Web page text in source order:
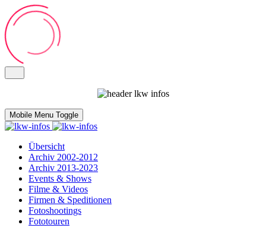
Mobile Menu Toggle
Übersicht
Archiv 2002-2012
Archiv 2013-2023
Events & Shows
Filme & Videos
Firmen & Speditionen
Fotoshootings
Fototouren